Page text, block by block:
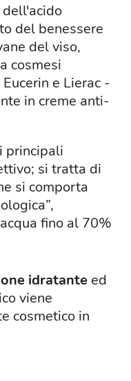
del benessere
del viso,
cosmesi
e Lierac -
in creme anti-
principali
si tratta di
si comporta
fino al 70%
idratante ed
viene
cosmetico in